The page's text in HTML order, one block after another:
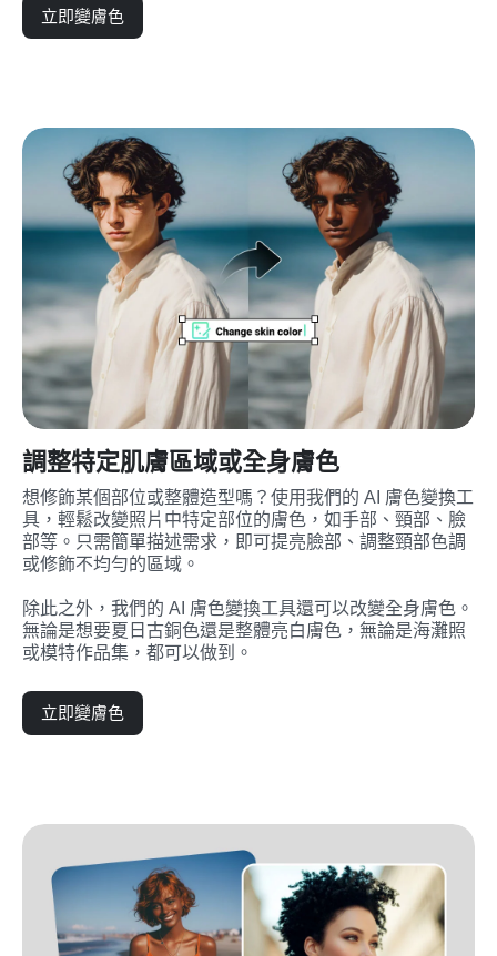
立即變膚色
調整特定肌膚區域或全身膚色
想修飾某個部位或整體造型嗎？使用我們的 AI 膚色變換工
具，輕鬆改變照片中特定部位的膚色，如手部、頸部、臉
部等。只需簡單描述需求，即可提亮臉部、調整頸部色調
或修飾不均勻的區域。
除此之外，我們的 AI 膚色變換工具還可以改變全身膚色。
無論是想要夏日古銅色還是整體亮白膚色，無論是海灘照
或模特作品集，都可以做到。
立即變膚色